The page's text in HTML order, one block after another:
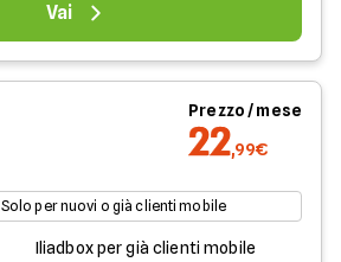
Vai
Prezzo / mese
22,99€
Solo per nuovi o già clienti mobile
Iliadbox per già clienti mobile